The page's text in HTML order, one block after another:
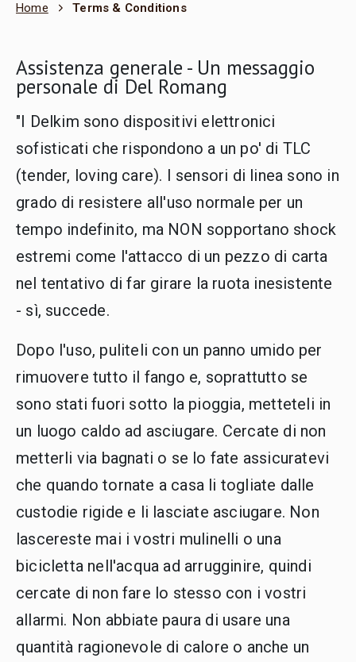
Home Terms & Conditions
Assistenza generale - Un messaggio
personale di Del Romang
"I Delkim sono dispositivi elettronici
sofisticati che rispondono a un po' di TLC
(tender, loving care). I sensori di linea sono in
grado di resistere all'uso normale per un
tempo indefinito, ma NON sopportano shock
estremi come l'attacco di un pezzo di carta
nel tentativo di far girare la ruota inesistente
- sì, succede.
Dopo l'uso, puliteli con un panno umido per
rimuovere tutto il fango e, soprattutto se
sono stati fuori sotto la pioggia, metteteli in
un luogo caldo ad asciugare. Cercate di non
metterli via bagnati o se lo fate assicuratevi
che quando tornate a casa li togliate dalle
custodie rigide e li lasciate asciugare. Non
lascereste mai i vostri mulinelli o una
bicicletta nell'acqua ad arrugginire, quindi
cercate di non fare lo stesso con i vostri
allarmi. Non abbiate paura di usare una
quantità ragionevole di calore o anche un